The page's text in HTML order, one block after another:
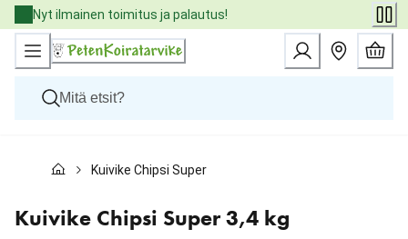
Skip
to
Content
Nyt ilmainen toimitus ja palautus!
Kissat
Eläinlääkäriruoat
Tuotemerkit
Kuivike Chipsi Super 3,4 kg
Kuivike Chipsi Super 3,4 kg